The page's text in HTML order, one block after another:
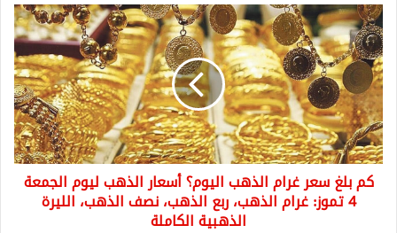
كم
بلغ
سعر
غرام
الذهب
اليوم؟
أسعار
الذهب
ليوم
الجمعة
كم بلغ سعر غرام الذهب اليوم؟ أسعار الذهب ليوم الجمعة
4 تموز: غرام الذهب، ربع الذهب، نصف الذهب، الليرة
الذهبية الكاملة